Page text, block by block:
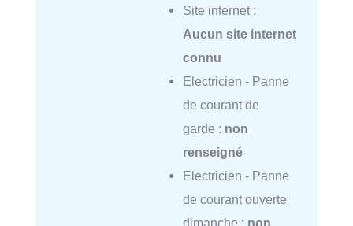
Site internet :
Aucun site internet
connu
Electricien - Panne
de courant de
garde : non
renseigné
Electricien - Panne
de courant ouverte
dimanche : non